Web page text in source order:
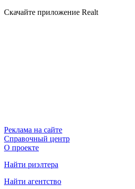
Скачайте приложение Realt
Реклама на сайте
Справочный центр
О проекте
Найти риэлтера
Найти агентство